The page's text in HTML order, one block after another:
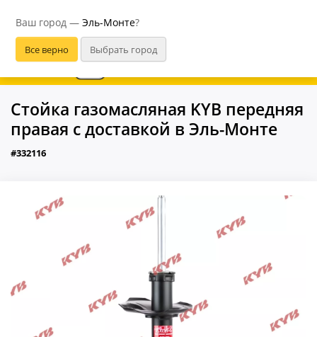
Ваш город — Эль-Монте?
В приложении удобнее
Стойка газомасляная KYB передняя
правая с доставкой в Эль-Монте
#332116